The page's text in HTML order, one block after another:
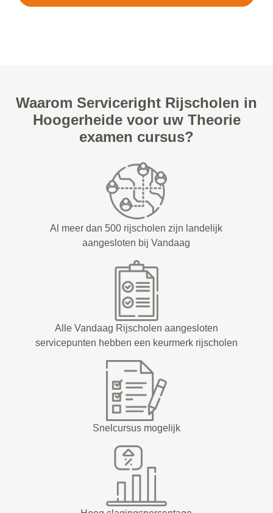
Waarom Serviceright Rijscholen in
Hoogerheide voor uw Theorie
examen cursus?
Al meer dan 500 rijscholen zijn landelijk
aangesloten bij Vandaag
Alle Vandaag Rijscholen aangesloten
servicepunten hebben een keurmerk rijscholen
Snelcursus mogelijk